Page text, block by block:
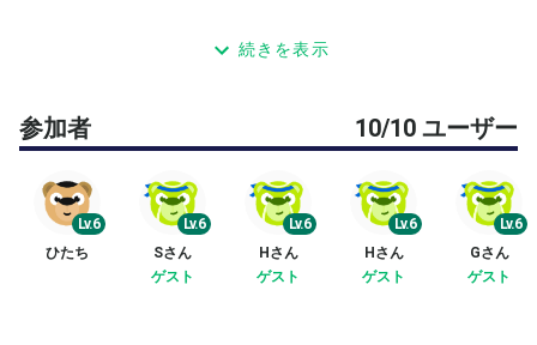
真剣な中でも楽しく出来たらと思います。
【募集人数】
10名（主催者含む）
他媒体でも募集を掛けています。
重複した場合は先着順とさせて頂きます。
続きを表示
参加者 10/10 ユーザー
Lv.6
ひたち
Lv.6
Sさん
ゲスト
Lv.6
Hさん
ゲスト
Lv.6
Hさん
ゲスト
Lv.6
Gさん
ゲスト